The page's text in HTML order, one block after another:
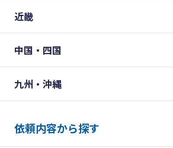
近畿
中国・四国
九州・沖縄
依頼内容から探す